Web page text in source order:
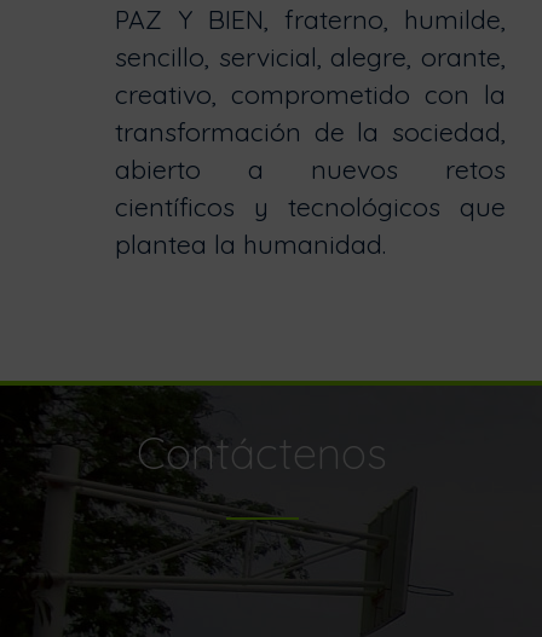
PAZ Y BIEN, fraterno, humilde,
sencillo, servicial, alegre, orante,
creativo, comprometido con la
transformación de la sociedad,
abierto a nuevos retos
científicos y tecnológicos que
plantea la humanidad.
Contáctenos